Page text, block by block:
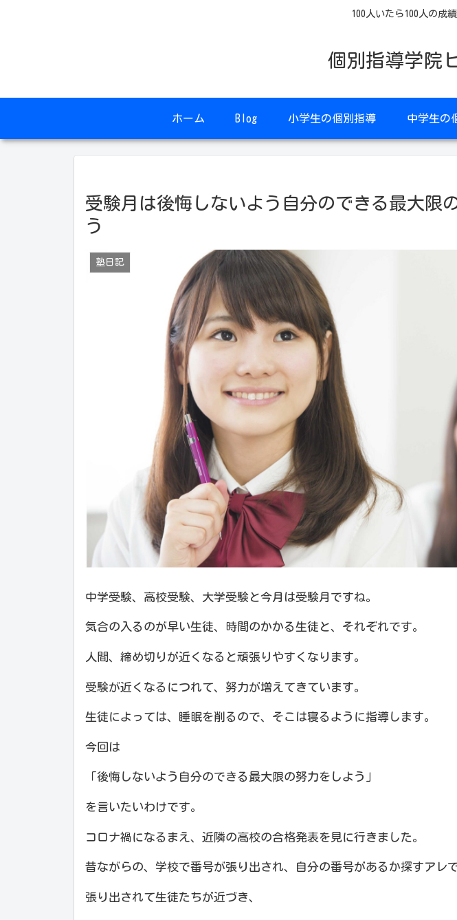
100人いたら100人の成
個別指導学院
ホーム Blog 小学生の個別指導 中学生の
受験月は後悔しないよう自分のできる最大限
う
塾日記
中学受験、高校受験、大学受験と今月は受験月ですね。
気合の入るのが早い生徒、時間のかかる生徒と、それぞれです。
人間、締め切りが近くなると頑張りやすくなります。
受験が近くなるにつれて、努力が増えてきています。
生徒によっては、睡眠を削るので、そこは寝るように指導します。
今回は
「後悔しないよう自分のできる最大限の努力をしよう」
を言いたいわけです。
コロナ禍になるまえ、近隣の高校の合格発表を見に行きました。
昔ながらの、学校で番号が張り出され、自分の番号があるか探すアレで
張り出されて生徒たちが近づき、